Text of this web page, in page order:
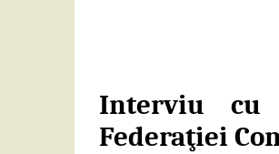
Interviu cu
Federaţiei